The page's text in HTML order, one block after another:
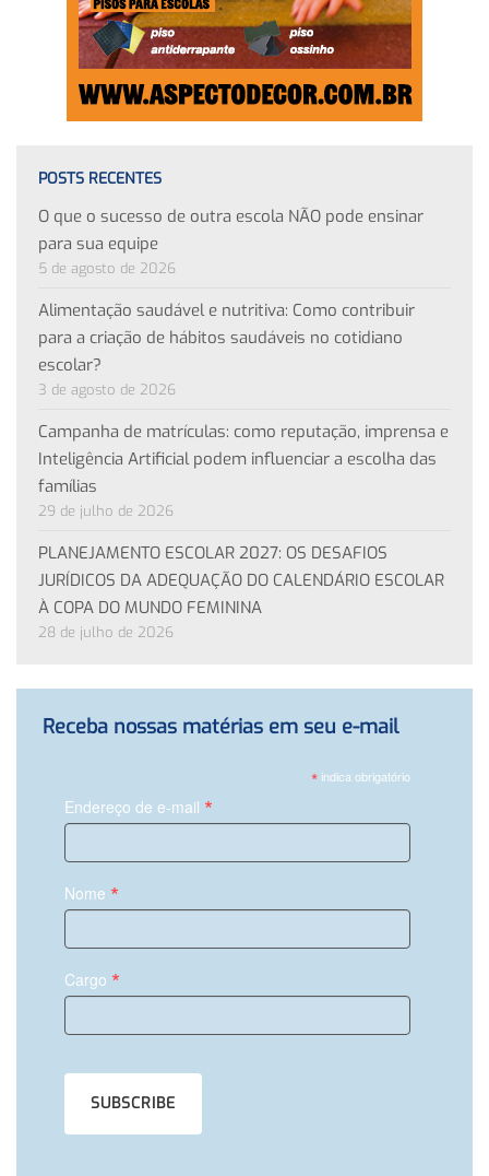
POSTS RECENTES
O que o sucesso de outra escola NÃO pode ensinar
para sua equipe
5 de agosto de 2026
Alimentação saudável e nutritiva: Como contribuir
para a criação de hábitos saudáveis no cotidiano
escolar?
3 de agosto de 2026
Campanha de matrículas: como reputação, imprensa e
Inteligência Artificial podem influenciar a escolha das
famílias
29 de julho de 2026
PLANEJAMENTO ESCOLAR 2027: OS DESAFIOS
JURÍDICOS DA ADEQUAÇÃO DO CALENDÁRIO ESCOLAR
À COPA DO MUNDO FEMININA
28 de julho de 2026
Receba nossas matérias em seu e-mail
*indica obrigatório
Endereço de e-mail *
Nome *
Cargo *